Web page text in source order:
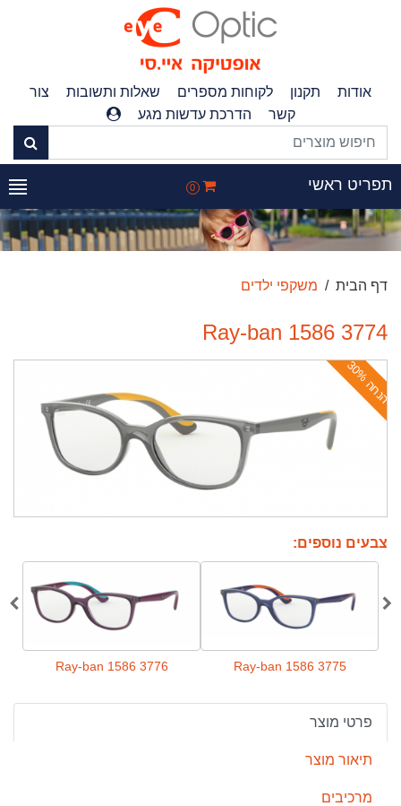
אודות תקנון לקוחות מספרים שאלות ותשובות
צור
קשר
הדרכת עדשות מגע
ראשי 0
דף הבית משקפי ילדים
Ray-ban 1586 3774
ה
נ
ח
ה
3
0
צבעים נוספים:
Ray-ban 1586 3775
Ray-ban 1586 3776
פרטי מוצר
תיאור מוצר
מרכיבים